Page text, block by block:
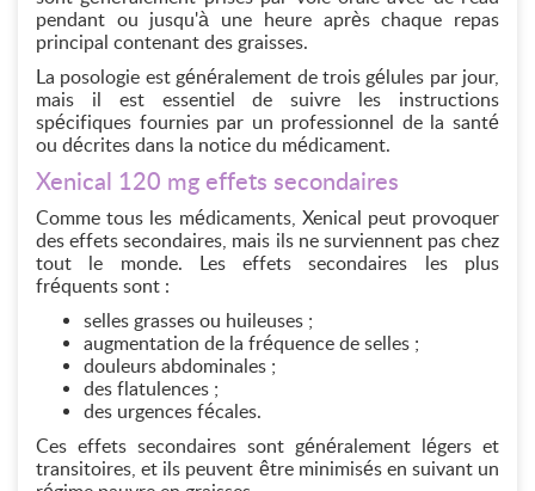
pendant ou jusqu'à une heure après chaque repas
principal contenant des graisses.
La posologie est généralement de trois gélules par jour,
mais il est essentiel de suivre les instructions
spécifiques fournies par un professionnel de la santé
ou décrites dans la notice du médicament.
Xenical 120 mg effets secondaires
Comme tous les médicaments, Xenical peut provoquer
des effets secondaires, mais ils ne surviennent pas chez
tout le monde. Les effets secondaires les plus
fréquents sont :
selles grasses ou huileuses ;
augmentation de la fréquence de selles ;
douleurs abdominales ;
des flatulences ;
des urgences fécales.
Ces effets secondaires sont généralement légers et
transitoires, et ils peuvent être minimisés en suivant un